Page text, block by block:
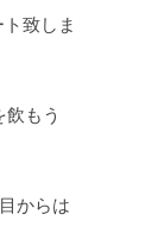
致しま
もう
からは